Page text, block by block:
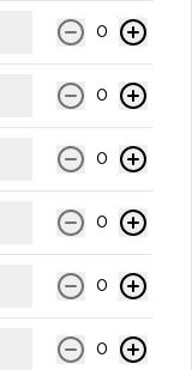
por fuera 8 corte
por fuera 8 corte
relleno camarón
crema y ciboulette
0
0
0
0
0
0